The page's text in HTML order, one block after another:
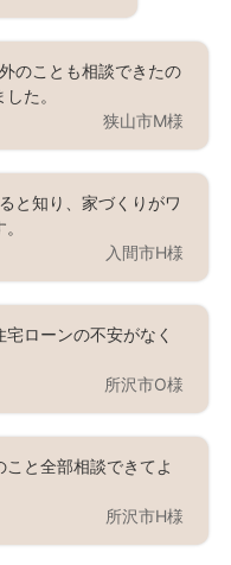
のことも相談できたの
た。
狭山市M様
と知り、家づくりがワ
入間市H様
ローンの不安がなく
所沢市O様
と全部相談できてよ
所沢市H様